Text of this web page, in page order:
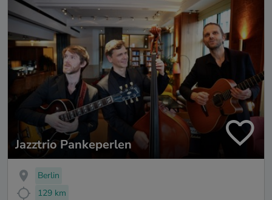
Jazztrio Pankeperlen
Berlin
129 km